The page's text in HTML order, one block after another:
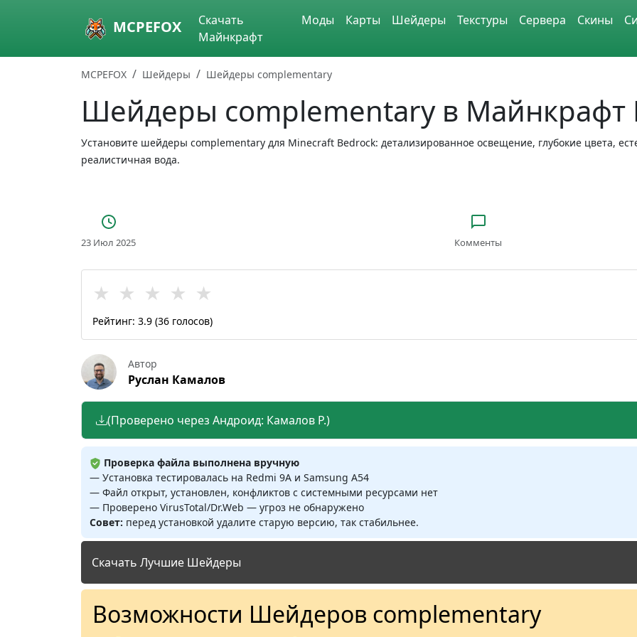
Skip to main content MCPEFOX
Скачать
Майнкрафт
Моды Карты Шейдеры Текстуры Сервера Скины
MCPEFOX Шейдеры Шейдеры complementary
Шейдеры complementary в Майнкрафт
Установите шейдеры complementary для Minecraft Bedrock: детализированное освещение, глубокие цвета,
реалистичная вода.
23 Июл 2025 Комменты
★ ★ ★ ★ ★
Рейтинг: 3.9 (36 голосов)
Автор
Руслан Камалов
(Проверено через Андроид: Камалов Р.)
Проверка файла выполнена вручную
— Установка тестировалась на Redmi 9A и Samsung A54
— Файл открыт, установлен, конфликтов с системными ресурсами нет
— Проверено VirusTotal/Dr.Web — угроз не обнаружено
Совет: перед установкой удалите старую версию, так стабильнее.
Скачать Лучшие Шейдеры
Возможности Шейдеров complementary